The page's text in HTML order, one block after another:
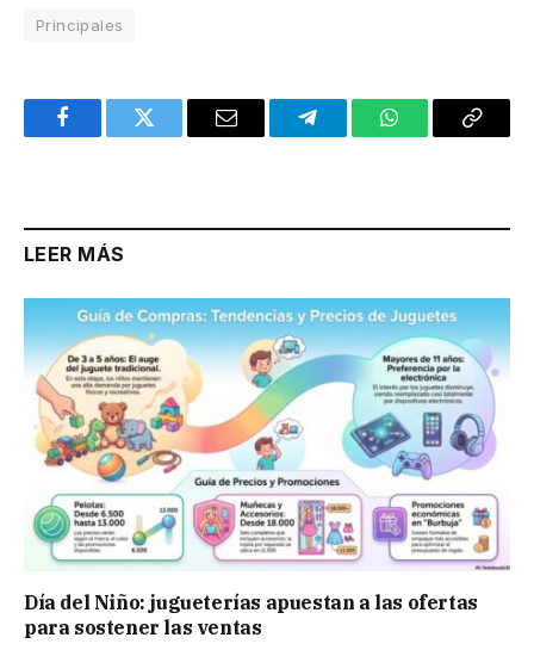
Principales
FacebookTwitter Email TelegramWhatsAppCopy
LEER MÁS
Día del Niño: jugueterías apuestan a las ofertas
para sostener las ventas